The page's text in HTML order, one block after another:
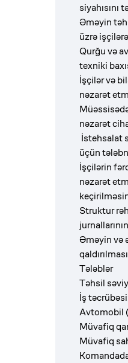
siyahısını
Əməyin
üzrə
Qurğu və
texniki
İşçilər və
nəzarət
nəzarət
İstehsalat
üçün
İşçilərin
nəzarət
Struktur
Əməyin və
Tələblər
Təhsil
İş
Avtomobil
Müvafiq
Müvafiq